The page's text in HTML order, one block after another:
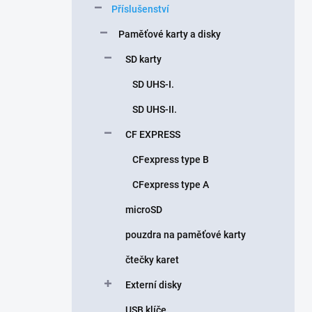
Příslušenství
Paměťové karty a disky
SD karty
SD UHS-I.
SD UHS-II.
CF EXPRESS
CFexpress type B
CFexpress type A
microSD
pouzdra na paměťové karty
čtečky karet
Externí disky